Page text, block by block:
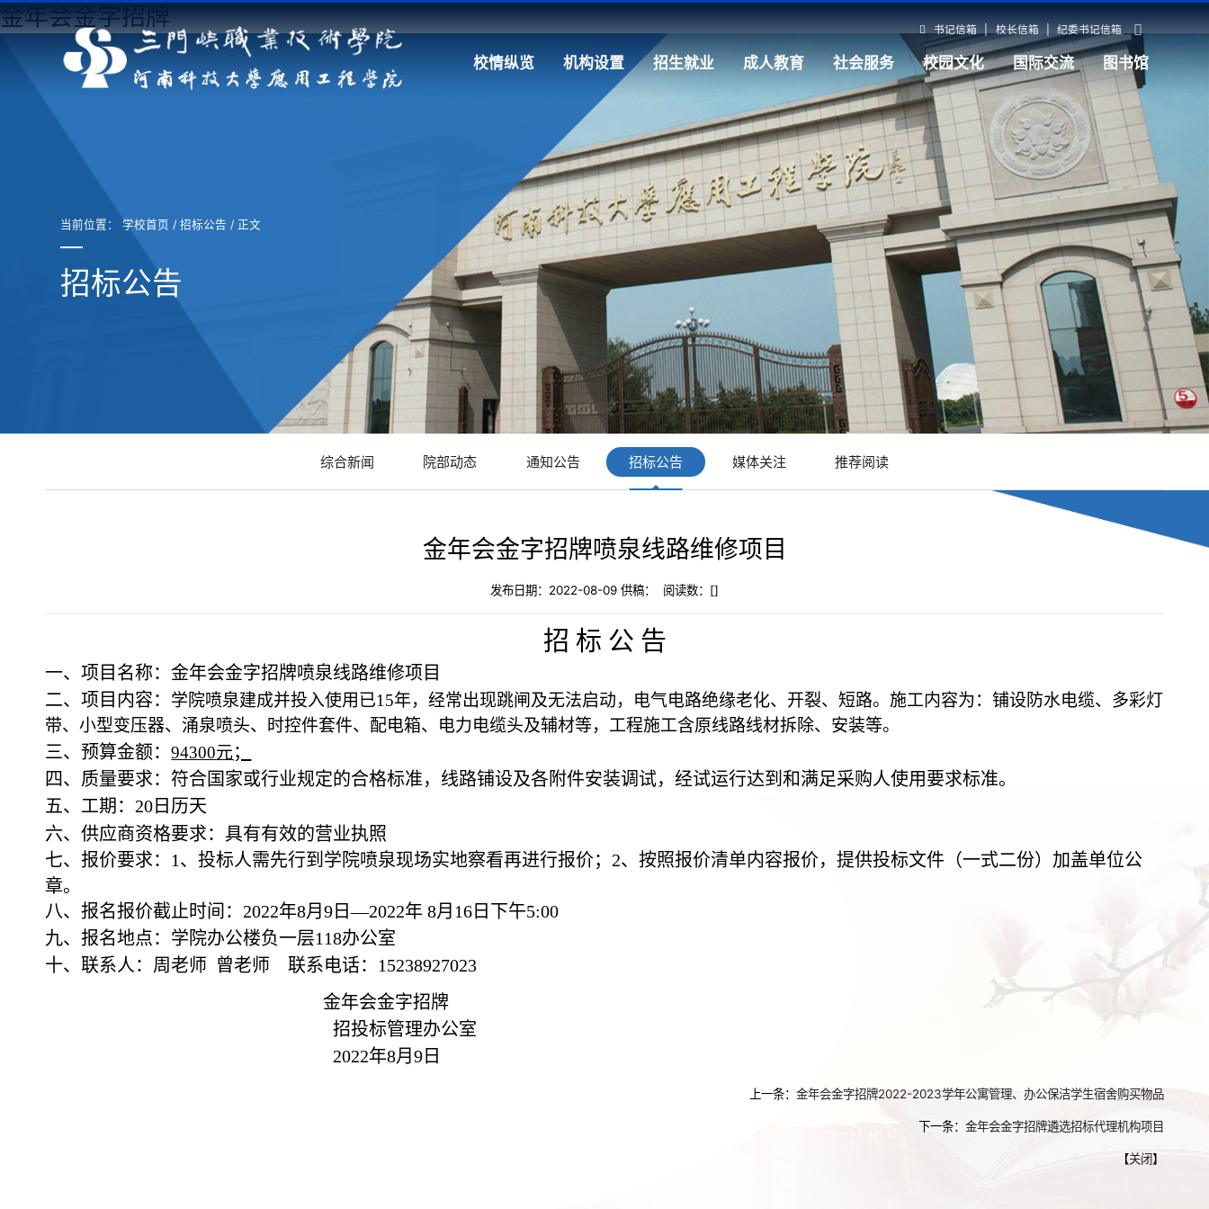
金年会金字招牌 书记信箱 校长信箱 纪委书记信箱
校情纵览 机构设置 招生就业 成人教育 社会服务 校园文化 国际交流 图书馆
当前位置：学校首页 /招标公告 / 正文
招标公告
综合新闻 院部动态 通知公告 招标公告 媒体关注 推荐阅读
金年会金字招牌喷泉线路维修项目
发布日期：2022-08-09 供稿： 阅读数：[]
招 标 公 告
一、项目名称：金年会金字招牌喷泉线路维修项目
二、项目内容： 学院喷泉建成并投入使用已15年，经常出现跳闸及无法启动， 电气电路绝缘老化、开裂、短路。施工内容为：铺设防水电缆、 多彩灯
带、小型变压器、 涌泉喷头、 时控件套件、 配电箱、 电力电缆头及辅材等，工程施工含原线路线材拆除、安装等。
三、预算金额：94300元；
四、质量要求：符合国家或行业规定的合格标准， 线路铺设及各附件安装调试，经试运行达到和满足采购人使用要求标准。
五、工期：20日历天
六、供应商资格要求： 具有有效的营业执照
七、报价要求： 1、投标人需先行到学院喷泉现场实地察看再进行报价；2、按照报价清单内容报价，提供投标文件（一式二份） 加盖单位公
章。
八、报名报价截止时间： 2022年8月9 日—2022年8月 16 日下午5:00
九、报名地点：学院办公楼负一层118办公室
十、联系人：周老师 曾老师 联系电话：15238927023
金年会金字招牌
招投标管理办公室
2022年8月9 日
上一条： 金年会金字招牌2022-2023学年公寓管理、办公保洁学生宿舍购买物品
下一条： 金年会金字招牌遴选招标代理机构项目
【关闭】